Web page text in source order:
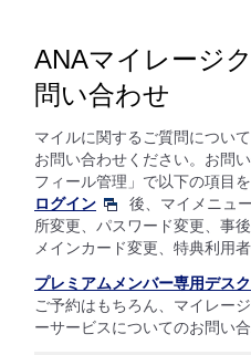
ANAマイレージ
問い合わせ
マイルに関するご質問につい
お問い合わせください。お問
フィール管理」で以下の項目
ログイン
後、マイメニュ
所変更、パスワード変更、事
メインカード変更、特典利用
プレミアムメンバー専用デスク
ご予約はもちろん、マイレー
ーサービスについてのお問い